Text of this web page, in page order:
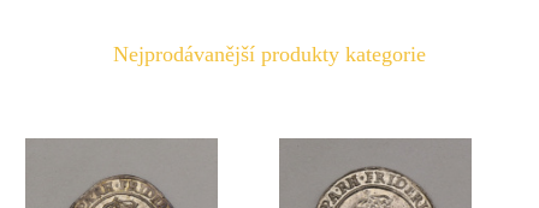
Nejprodávanější produkty kategorie